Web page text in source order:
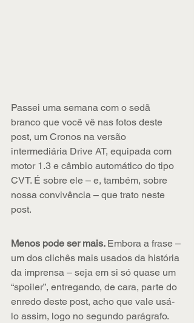
Passei uma semana com o sedã
branco que você vê nas fotos deste
post, um Cronos na versão
intermediária Drive AT, equipada com
motor 1.3 e câmbio automático do tipo
CVT. É sobre ele – e, também, sobre
nossa convivência – que trato neste
post.
Menos pode ser mais. Embora a frase –
um dos clichês mais usados da história
da imprensa – seja em si só quase um
“spoiler”, entregando, de cara, parte do
enredo deste post, acho que vale usá-
lo assim, logo no segundo parágrafo.